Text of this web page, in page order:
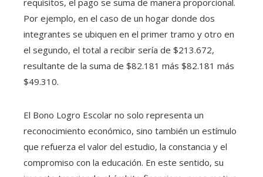
Por ejemplo, en el caso de un hogar donde dos
integrantes se ubiquen en el primer tramo y otro en
el segundo, el total a recibir sería de $213.672,
resultante de la suma de $82.181 más $82.181 más
$49.310.
El Bono Logro Escolar no solo representa un
reconocimiento económico, sino también un estímulo
que refuerza el valor del estudio, la constancia y el
compromiso con la educación. En este sentido, su